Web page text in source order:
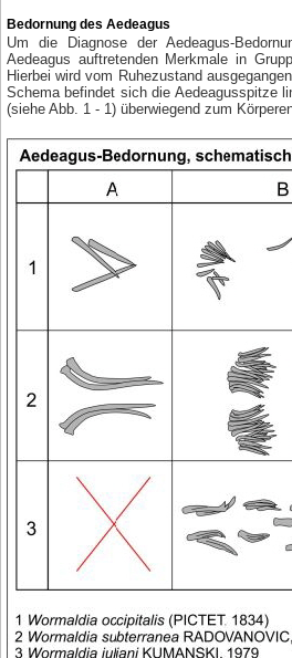
Bedornung des Aedeagus
Um die Diagnose der Aedeagus-
Aedeagus auftretenden Merkmale in
Hierbei wird vom Ruhezustand
Schema befindet sich die Aedeagusspitze
(siehe Abb. 1 - 1) überwiegend zum